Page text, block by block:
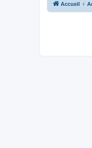
Accueil